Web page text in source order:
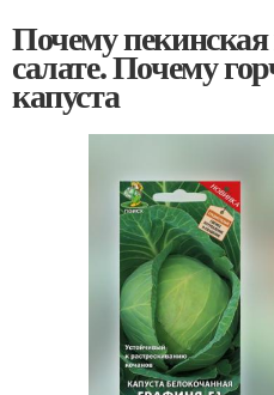
Почему пекинская
салате. Почему
капуста